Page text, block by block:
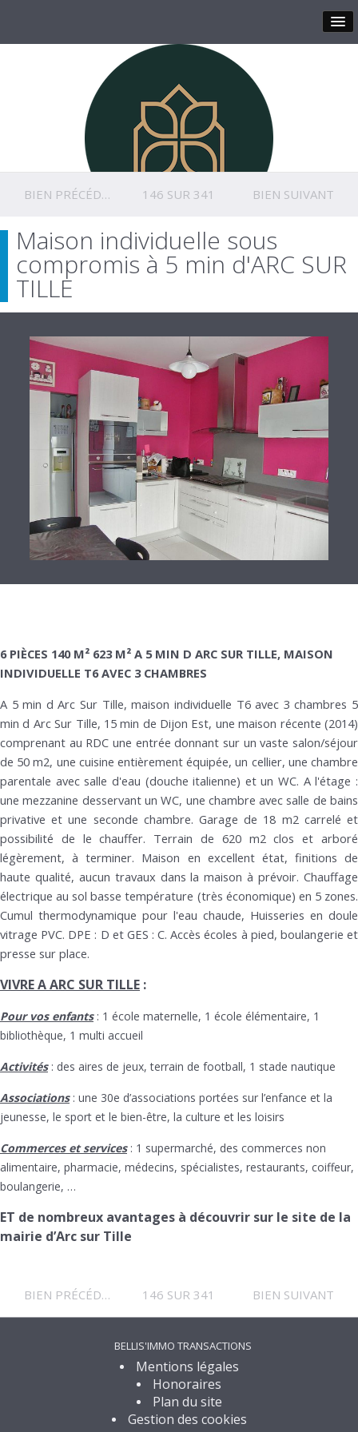
BIEN PRÉCÉDENT 146 SUR 341 BIEN SUIVANT
Maison individuelle sous
compromis à 5 min d'ARC SUR
TILLE
6 PIÈCES 140 M² 623 M² A 5 MIN D ARC SUR TILLE, MAISON
INDIVIDUELLE T6 AVEC 3 CHAMBRES
A 5 min d Arc Sur Tille, maison individuelle T6 avec 3 chambres 5
min d Arc Sur Tille, 15 min de Dijon Est, une maison récente (2014)
comprenant au RDC une entrée donnant sur un vaste salon/séjour
de 50 m2, une cuisine entièrement équipée, un cellier, une chambre
parentale avec salle d'eau (douche italienne) et un WC. A l'étage :
une mezzanine desservant un WC, une chambre avec salle de bains
privative et une seconde chambre. Garage de 18 m2 carrelé et
possibilité de le chauffer. Terrain de 620 m2 clos et arboré
légèrement, à terminer. Maison en excellent état, finitions de
haute qualité, aucun travaux dans la maison à prévoir. Chauffage
électrique au sol basse température (très économique) en 5 zones.
Cumul thermodynamique pour l'eau chaude, Huisseries en doule
vitrage PVC. DPE : D et GES : C. Accès écoles à pied, boulangerie et
presse sur place.
VIVRE A ARC SUR TILLE :
Pour vos enfants : 1 école maternelle, 1 école élémentaire, 1
bibliothèque, 1 multi accueil
Activités: des aires de jeux, terrain de football, 1 stade nautique
Associations: une 30e d’associations portées sur l’enfance et la
jeunesse, le sport et le bien-être, la culture et les loisirs
Commerces et services: 1 supermarché, des commerces non
alimentaire, pharmacie, médecins, spécialistes, restaurants, coiffeur,
boulangerie, …
ET de nombreux avantages à découvrir sur le site de la
mairie d’Arc sur Tille
BIEN PRÉCÉDENT 146 SUR 341 BIEN SUIVANT
BELLIS'IMMO TRANSACTIONS
Mentions légales
Honoraires
Plan du site
Gestion des cookies